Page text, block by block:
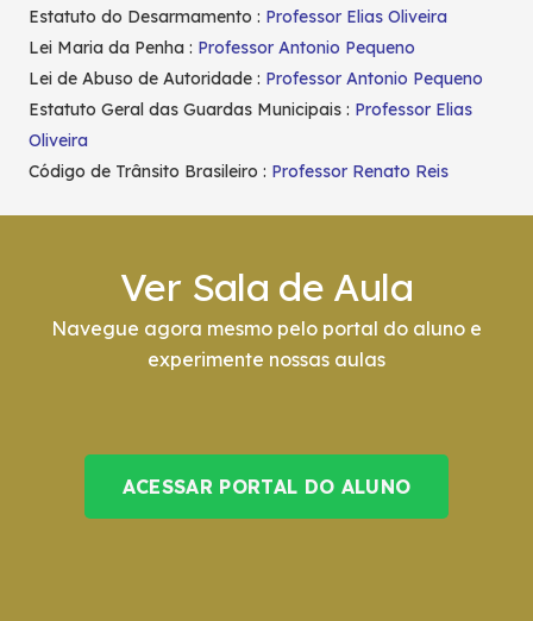
Estatuto do Desarmamento : Professor Elias Oliveira
Lei Maria da Penha : Professor Antonio Pequeno
Lei de Abuso de Autoridade : Professor Antonio Pequeno
Estatuto Geral das Guardas Municipais : Professor Elias
Oliveira
Código de Trânsito Brasileiro : Professor Renato Reis
Ver Sala de Aula
Navegue agora mesmo pelo portal do aluno e
experimente nossas aulas
ACESSAR PORTAL DO ALUNO